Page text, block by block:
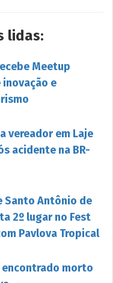
lidas:
Meetup
e
vereador em Laje
acidente na BR-
Santo Antônio de
2º lugar no Fest
Pavlova Tropical
encontrado morto